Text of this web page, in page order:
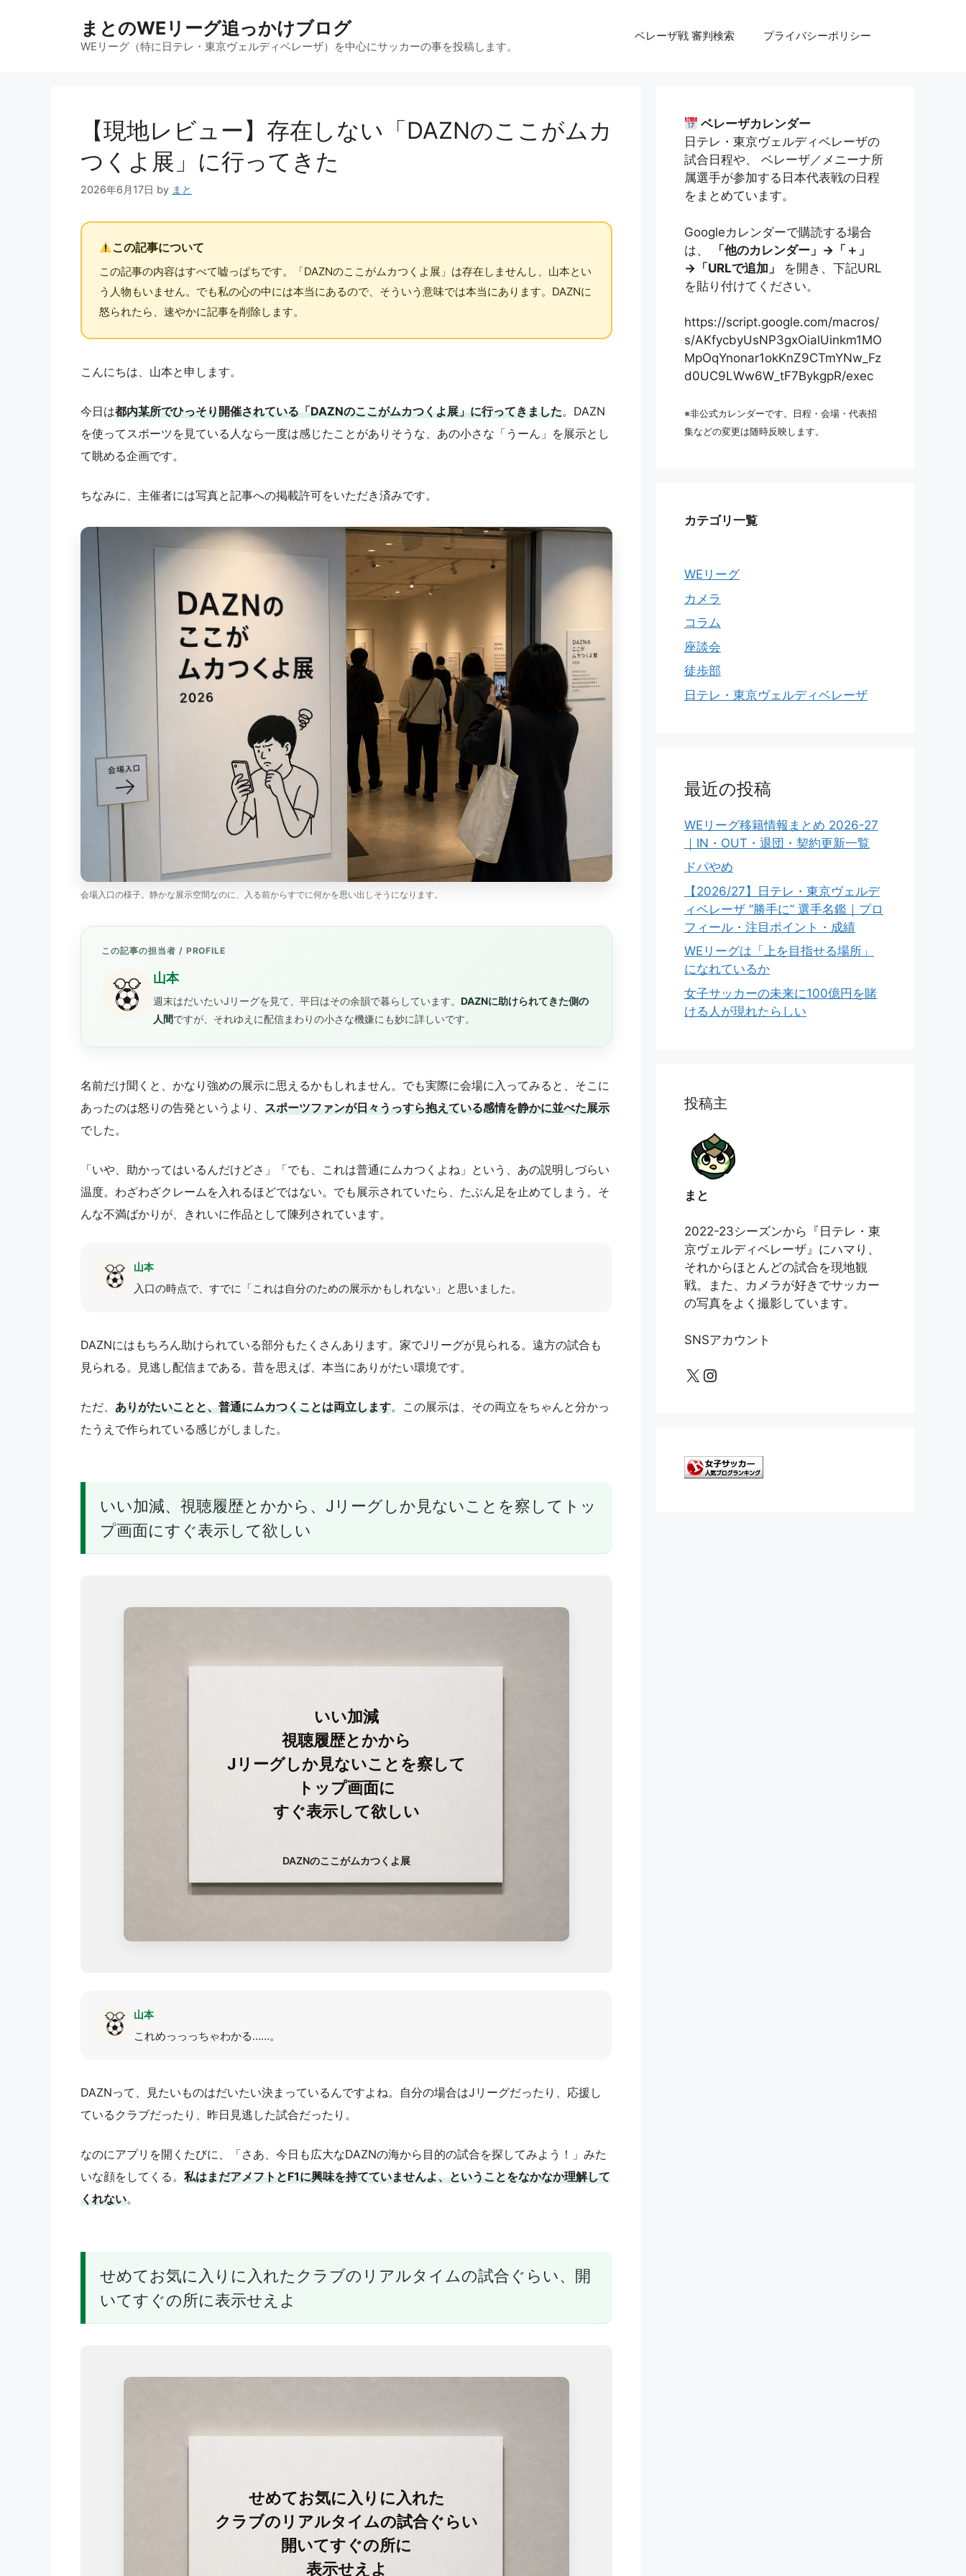
まとのWEリーグ追っかけブログ
WEリーグ（特に日テレ・東京ヴェルディベレーザ）を中心にサッカーの事を投稿します。
ベレーザ戦 審判検索 プライバシーポリシー
【現地レビュー】存在しない「DAZNのここがムカ
つくよ展」に行ってきた
2026年6月17日 by まと
この記事について
この記事の内容はすべて嘘っぱちです。「DAZNのここがムカつくよ展」は存在しませんし、山本とい
う人物もいません。でも私の心の中には本当にあるので、そういう意味では本当にあります。DAZNに
怒られたら、速やかに記事を削除します。
こんにちは、山本と申します。
今日は都内某所でひっそり開催されている「DAZNのここがムカつくよ展」に行ってきました。DAZN
を使ってスポーツを見ている人なら一度は感じたことがありそうな、あの小さな「うーん」を展示とし
て眺める企画です。
ちなみに、主催者には写真と記事への掲載許可をいただき済みです。
会場入口の様子。静かな展示空間なのに、入る前からすでに何かを思い出しそうになります。
この記事の担当者 / PROFILE
山本
週末はだいたいJリーグを見て、平日はその余韻で暮らしています。 DAZNに助けられてきた側の
人間ですが、それゆえに配信まわりの小さな機嫌にも妙に詳しいです。
名前だけ聞くと、かなり強めの展示に思えるかもしれません。でも実際に会場に入ってみると、そこに
あったのは怒りの告発というより、 スポーツファンが日々うっすら抱えている感情を静かに並べた展示
でした。
「いや、助かってはいるんだけどさ」「でも、これは普通にムカつくよね」という、あの説明しづらい
温度。わざわざクレームを入れるほどではない。でも展示されていたら、たぶん足を止めてしまう。そ
んな不満ばかりが、きれいに作品として陳列されています。
山本
入口の時点で、すでに「これは自分のための展示かもしれない」と思いました。
DAZNにはもちろん助けられている部分もたくさんあります。家でJリーグが見られる。遠方の試合も
見られる。見逃し配信まである。昔を思えば、本当にありがたい環境です。
ただ、 ありがたいことと、普通にムカつくことは両立します。この展示は、その両立をちゃんと分かっ
たうえで作られている感じがしました。
いい加減、視聴履歴とかから、Jリーグしか見ないことを察してトッ
プ画面にすぐ表示して欲しい
いい加減
視聴履歴とかから
Jリーグしか見ないことを察して
トップ画面に
すぐ表示して欲しい
DAZNのここがムカつくよ展
山本
これめっっっちゃわかる……。
DAZNって、見たいものはだいたい決まっているんですよね。自分の場合はJリーグだったり、応援し
ているクラブだったり、昨日見逃した試合だったり。
なのにアプリを開くたびに、「さあ、今日も広大なDAZNの海から目的の試合を探してみよう！」みた
いな顔をしてくる。 私はまだアメフトとF1に興味を持てていませんよ、ということをなかなか理解して
くれない。
せめてお気に入りに入れたクラブのリアルタイムの試合ぐらい、開
いてすぐの所に表示せえよ
せめてお気に入りに入れた
クラブのリアルタイムの試合ぐらい
開いてすぐの所に
表示せえよ
ベレーザカレンダー
日テレ・東京ヴェルディベレーザの
試合日程や、 ベレーザ／メニーナ所
属選手が参加する日本代表戦の日程
をまとめています。
Googleカレンダーで購読する場合
は、
「他のカレンダー」→「＋」
→「URLで追加」
を開き、下記URL
を貼り付けてください。
https://script.google.com/macros/
s/AKfycbyUsNP3gxOialUinkm1MO
MpOqYnonar1okKnZ9CTmYNw_Fz
d0UC9LWw6W_tF7BykgpR/exec
※非公式カレンダーです。日程・会場・代表招
集などの変更は随時反映します。
カテゴリ一覧
WEリーグ
カメラ
コラム
座談会
徒歩部
日テレ・東京ヴェルディベレーザ
最近の投稿
WEリーグ移籍情報まとめ 2026-27
｜IN・OUT・退団・契約更新一覧
ドパやめ
【2026/27】日テレ・東京ヴェルデ
ィベレーザ ”勝手に” 選手名鑑｜プロ
フィール・注目ポイント・成績
WEリーグは「上を目指せる場所」
になれているか
女子サッカーの未来に100億円を賭
ける人が現れたらしい
投稿主
まと
2022-23シーズンから『日テレ・東
京ヴェルディベレーザ』にハマり、
それからほとんどの試合を現地観
戦。また、カメラが好きでサッカー
の写真をよく撮影しています。
SNSアカウント
X Instagram